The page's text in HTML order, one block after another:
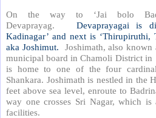
On the way to ‘Jai bolo
Devaprayag.
Devaprayagai is
Kadinagar’ and next is
aka Joshimut. Joshimath, also
municipal board in Chamoli District
is home to one of the four
Shankara. Joshimath is nestled in the
feet above sea level, enroute to
way one crosses Sri Nagar, which
facilities.